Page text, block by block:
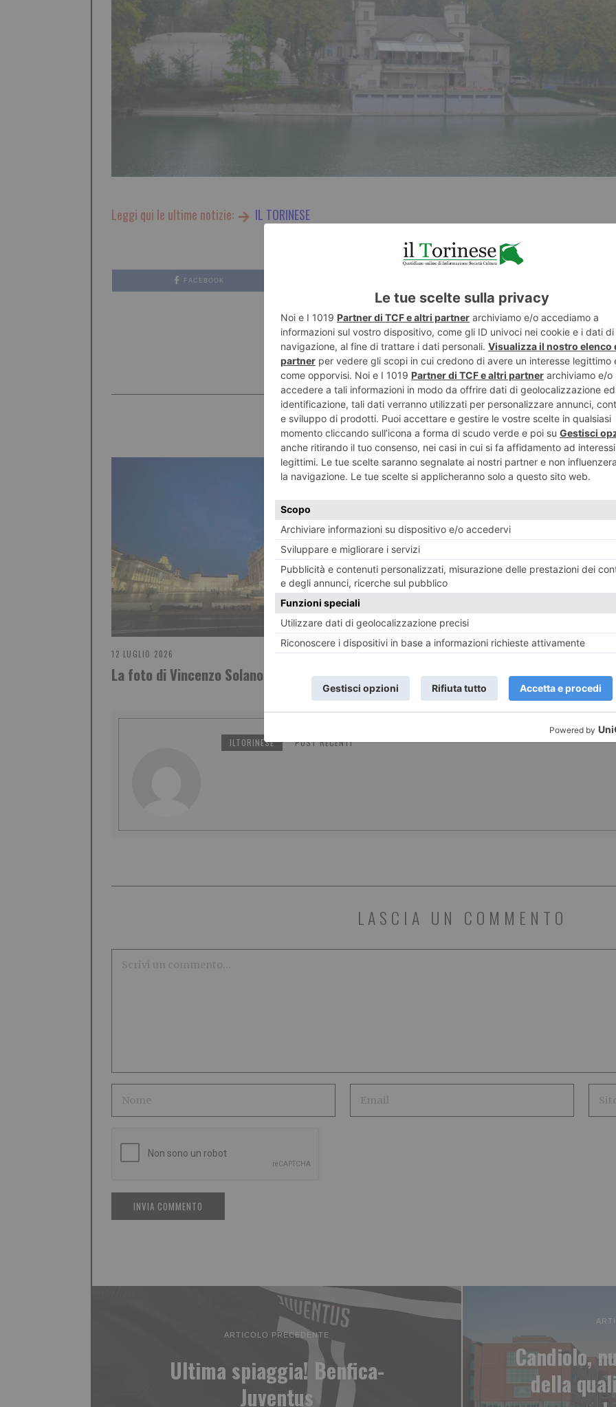
Leggi qui le ultime notizie: IL TORINESE
FACEBOOK
LA FOTO DI VINCENZO SOLANO
POTREBBE INTERESSARTI...
12 LUGLIO 2026
La foto di Vincenzo Solano
25 GIUGNO 2026
La foto di Vincenzo Solano
12
La
ILTORINESE POST RECENTI
LASCIA UN COMMENTO
ARTICOLO PRECEDENTE
Ultima spiaggia! Benfica-
Juventus
Candiolo,
della